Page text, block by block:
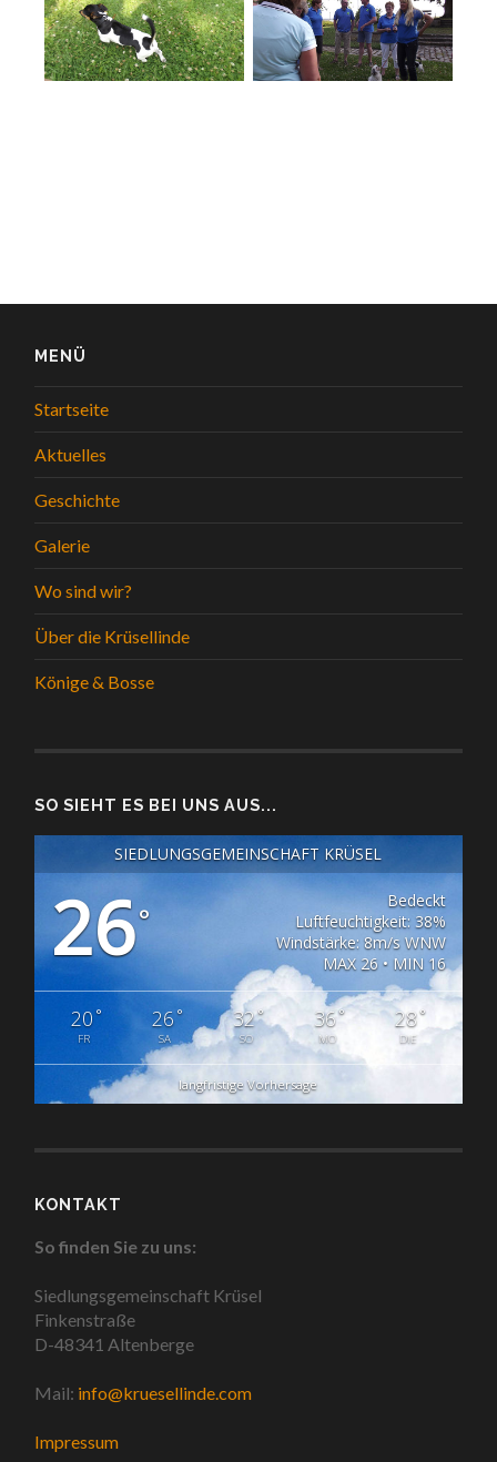
MENÜ
Startseite
Aktuelles
Geschichte
Galerie
Wo sind wir?
Über die Krüsellinde
Könige & Bosse
SO SIEHT ES BEI UNS AUS...
SIEDLUNGSGEMEINSCHAFT KRÜSEL
26°
Bedeckt
Luftfeuchtigkeit: 38%
Windstärke: 8m/s WNW
MAX 26 • MIN 16
20°
FR
26°
SA
32°
SO
36°
MO
28°
DIE
langfristige Vorhersage
KONTAKT
So finden Sie zu uns:
Siedlungsgemeinschaft Krüsel
Finkenstraße
D-48341 Altenberge
Mail: info@kruesellinde.com
Impressum